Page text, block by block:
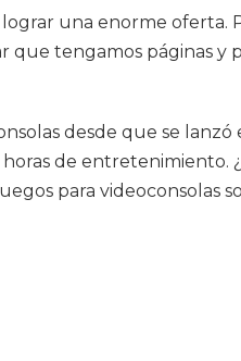
una enorme oferta.
que tengamos páginas y
desde que se
de entretenimiento.
para videoconsolas